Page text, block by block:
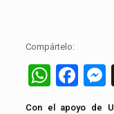
Compártelo:
Con el apoyo de